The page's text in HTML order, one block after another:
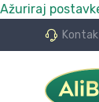
Ažuriraj
24 rate bez